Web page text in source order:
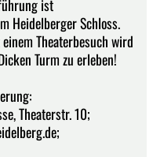
ist
Heidelberger Schloss.
Theaterbesuch wird
Turm zu erleben!
Theaterstr. 10;